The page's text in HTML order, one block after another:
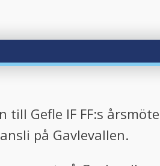
till Gefle IF FF:s
på Gavlevallen.